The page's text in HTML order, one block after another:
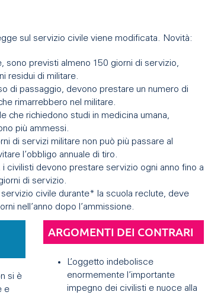
sul servizio civile viene modificata. Novità:
sono previsti almeno 150 giorni di servizio,
residui di militare.
di passaggio, devono prestare un numero di
rimarrebbero nel militare.
che richiedono studi in medicina umana,
più ammessi.
di servizi militare non può più passare al
l’obbligo annuale di tiro.
civilisti devono prestare servizio ogni anno fino a
di servizio.
civile durante* la scuola reclute, deve
nell’anno dopo l’ammissione.
si è
e
ARGOMENTI DEI CONTRARI
L’oggetto indebolisce
enormemente l’importante
impegno dei civilisti e nuoce alla